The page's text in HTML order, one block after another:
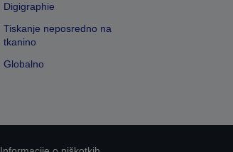
Digigraphie
Tiskanje neposredno na
tkanino
Globalno